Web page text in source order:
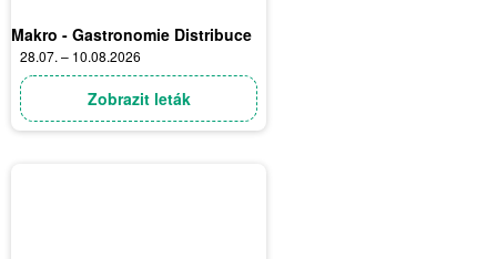
Makro - Gastronomie Distribuce
28.07. – 10.08.2026
Zobrazit leták